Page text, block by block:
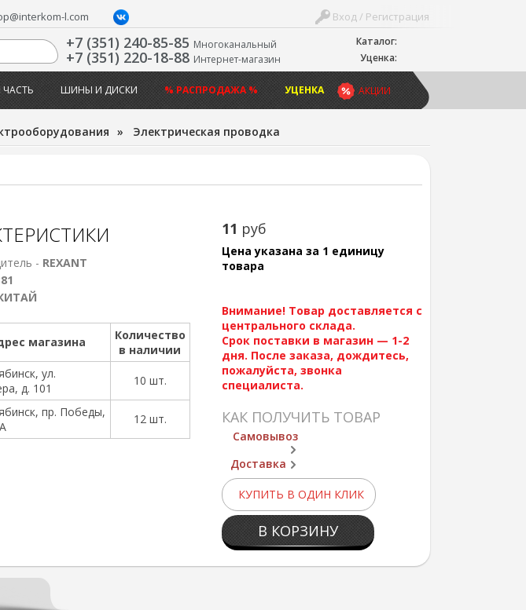
Каталог:
Уценка:
Вход / Регистрация
l.com
+7 (351) 240-85-85 Многоканальный
+7 (351) 220-18-88 Интернет-магазин
АКЦИИ
ШИНЫ И ДИСКИ % РАСПРОДАЖА % УЦЕНКА
» Электрическая проводка
11 руб
Цена указана за 1 единицу
товара
Внимание! Товар доставляется с
центрального склада.
Срок поставки в магазин — 1-2
дня. После заказа, дождитесь,
пожалуйста, звонка
специалиста.
КАК ПОЛУЧИТЬ ТОВАР
Самовывоз
Доставка
КУПИТЬ В ОДИН КЛИК
В КОРЗИНУ
- REXANT
магазина
Количество
в наличии
ул.
д. 101
10 шт.
пр. Победы,
12 шт.